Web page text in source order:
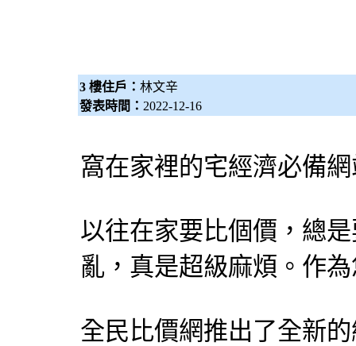
3 樓住戶： 林文辛
發表時間： 2022-12-16
窩在家裡的宅經濟必備
以往在家要比個價，總
亂，真是超級麻煩。作
全民比價網推出了全新